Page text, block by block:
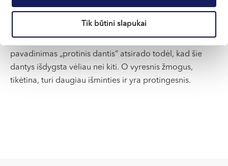
Tik būtini slapukai
Baigdama pokalbį gydytoja akcentuoja, kad nors apie
tai sklando daugybė mitų, protinių dantų rovimas
pavadinimas „protinis dantis“ atsirado todėl, kad šie
dantys išdygsta vėliau nei kiti. O vyresnis žmogus,
tikėtina, turi daugiau išminties ir yra protingesnis.